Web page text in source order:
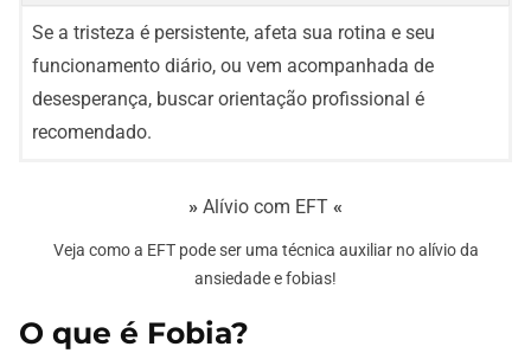
Se a tristeza é persistente, afeta sua rotina e seu
funcionamento diário, ou vem acompanhada de
desesperança, buscar orientação profissional é
recomendado.
» Alívio com EFT «
Veja como a EFT pode ser uma técnica auxiliar no alívio da
ansiedade e fobias!
O que é Fobia?